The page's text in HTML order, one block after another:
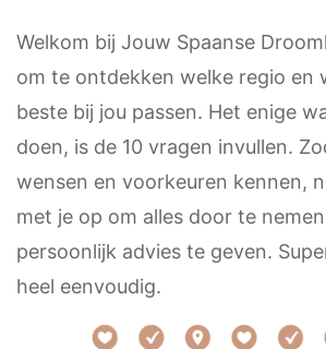
Welkom bij Jouw Spaanse
om te ontdekken welke regio en
beste bij jou passen. Het enige
doen, is de 10 vragen invullen.
wensen en voorkeuren kennen,
met je op om alles door te
persoonlijk advies te geven.
heel eenvoudig.